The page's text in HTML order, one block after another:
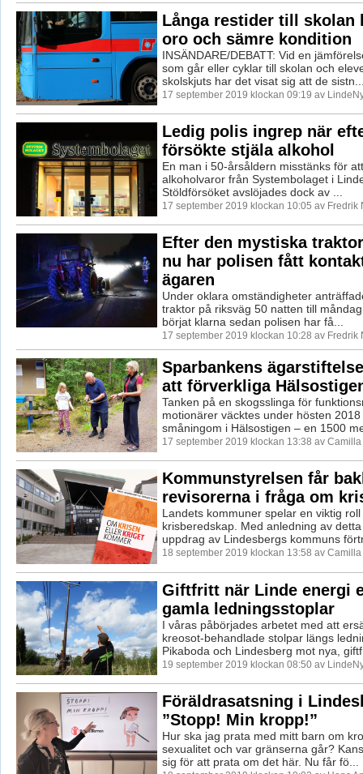
Långa restider till skolan
oro och sämre kondition
INSÄNDARE/DEBATT: Vid en
som går eller cyklar till skolan och
skolskjuts har det visat sig att de
17 september 2019 klockan 09:19 av
Ledig polis ingrep när
försökte stjäla alkohol
En man i 50-årsåldern misstänks för
alkoholvaror från Systembolaget i
Stöldförsöket avslöjades dock av ...
17 september 2019 klockan 10:05 av Fredrik
Efter den mystiska
nu har polisen fått
ägaren
Under oklara omständigheter
traktor på riksväg 50 natten till
börjat klarna sedan polisen har få...
17 september 2019 klockan 10:28 av Fredrik
Sparbankens
att förverkliga
Tanken på en skogsslinga för
motionärer väcktes under hösten
småningom i Hälsostigen – en 1500
17 september 2019 klockan 13:38 av
Kommunstyrelsen får
revisorerna i fråga om
Landets kommuner spelar en viktig
krisberedskap. Med anledning av
uppdrag av Lindesbergs kommuns
18 september 2019 klockan 13:58 av
Giftfritt när Linde energi
gamla ledningsstoplar
I våras påbörjades arbetet med att
kreosot-behandlade stolpar längs
Pikaboda och Lindesberg mot nya,
19 september 2019 klockan 08:50 av
Föräldrasatsning i
”Stopp! Min kropp!”
Hur ska jag prata med mitt barn om
sexualitet och var gränserna går?
sig för att prata om det här. Nu får fö...